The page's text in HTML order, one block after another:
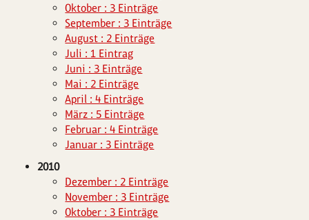
Oktober : 3 Einträge
September : 3 Einträge
August : 2 Einträge
Juli : 1 Eintrag
Juni : 3 Einträge
Mai : 2 Einträge
April : 4 Einträge
März : 5 Einträge
Februar : 4 Einträge
Januar : 3 Einträge
2010
Dezember : 2 Einträge
November : 3 Einträge
Oktober : 3 Einträge